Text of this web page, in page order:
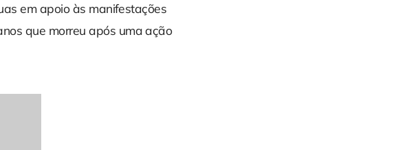
em apoio às manifestações
que morreu após uma ação